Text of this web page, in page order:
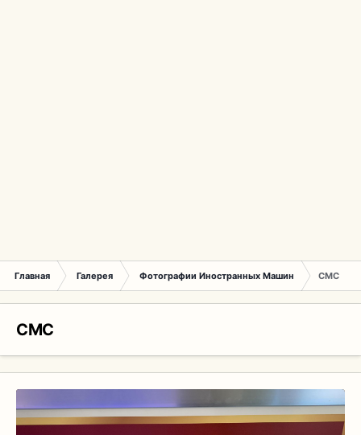
Главная Галерея Фотографии Иностранных Машин CMC
CMC